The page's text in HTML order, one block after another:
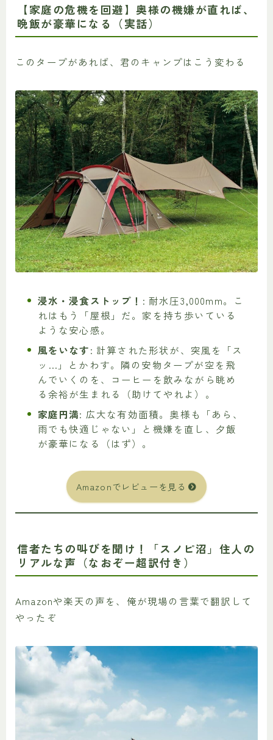
【家庭の危機を回避】奥様の機嫌が直れば、
晩飯が豪華になる（実話）
このタープがあれば、君のキャンプはこう変わる
浸水・浸食ストップ！ : 耐水圧3,000mm。こ
れはもう「屋根」だ。家を持ち歩いている
ような安心感。
風をいなす: 計算された形状が、突風を「ス
ッ…」とかわす。隣の安物タープが空を飛
んでいくのを、コーヒーを飲みながら眺め
る余裕が生まれる（助けてやれよ）。
家庭円満: 広大な有効面積。奥様も「あら、
雨でも快適じゃない」と機嫌を直し、夕飯
が豪華になる（はず）。
Amazonでレビューを見る
信者たちの叫びを聞け！「スノピ沼」住人の
リアルな声（なおぞー超訳付き）
Amazonや楽天の声を、俺が現場の言葉で翻訳して
やったぞ